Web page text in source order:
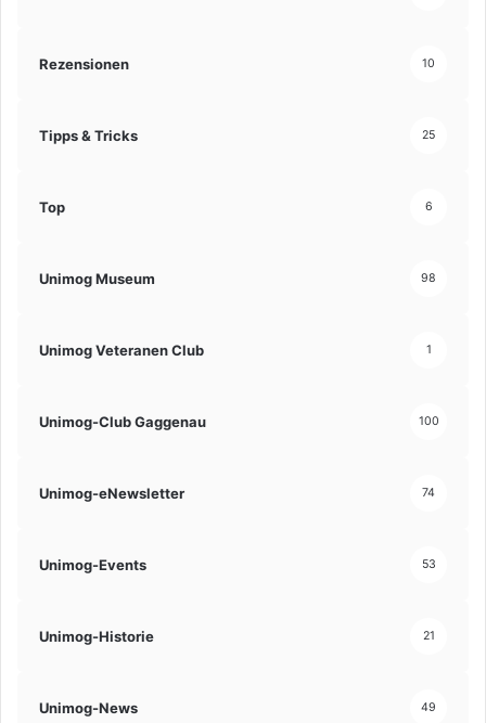
Rezensionen 10
Tipps & Tricks 25
Top 6
Unimog Museum 98
Unimog Veteranen Club 1
Unimog-Club Gaggenau 100
Unimog-eNewsletter 74
Unimog-Events 53
Unimog-Historie 21
Unimog-News 49